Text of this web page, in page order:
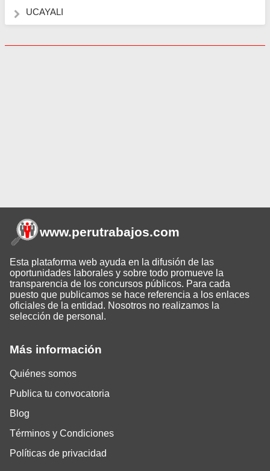
UCAYALI
Más información
Quiénes somos
Publica tu convocatoria
Blog
Términos y Condiciones
Políticas de privacidad
www.perutrabajos.com
Esta plataforma web ayuda en la difusión de las
oportunidades laborales y sobre todo promueve la
transparencia de los concursos públicos. Para cada
puesto que publicamos se hace referencia a los enlaces
oficiales de la entidad. Nosotros no realizamos la
selección de personal.